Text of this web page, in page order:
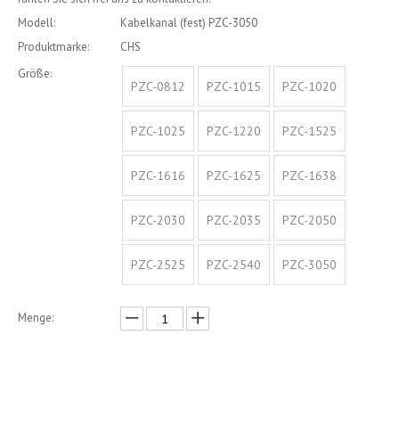
Modell:
Kabelkanal (fest) PZC-3050
Produktmarke:
CHS
Größe:
PZC-0812 PZC-1015 PZC-1020
PZC-1025 PZC-1220 PZC-1525
PZC-1616 PZC-1625 PZC-1638
PZC-2030 PZC-2035 PZC-2050
PZC-2525 PZC-2540 PZC-3050
Menge: